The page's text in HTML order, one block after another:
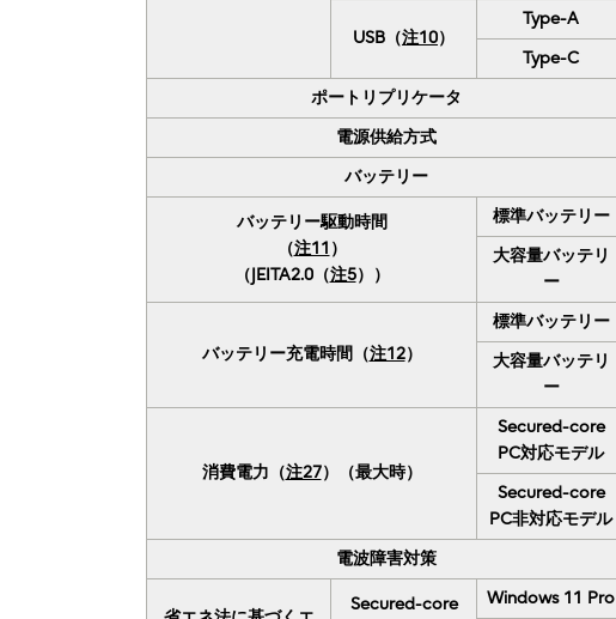
USB（注10）
Type-A
Type-C
ポートリプリケータ
電源供給方式
バッテリー
バッテリー駆動時間
（注11 ）
（JEITA2.0（注5））
標準バッテリー
大容量バッテリ
ー
バッテリー充電時間（注12）
標準バッテリー
大容量バッテリ
ー
消費電力（注27）（最大時）
Secured-core
PC対応モデル
Secured-core
PC非対応モデル
電波障害対策
Secured-core Windows 11 Pro